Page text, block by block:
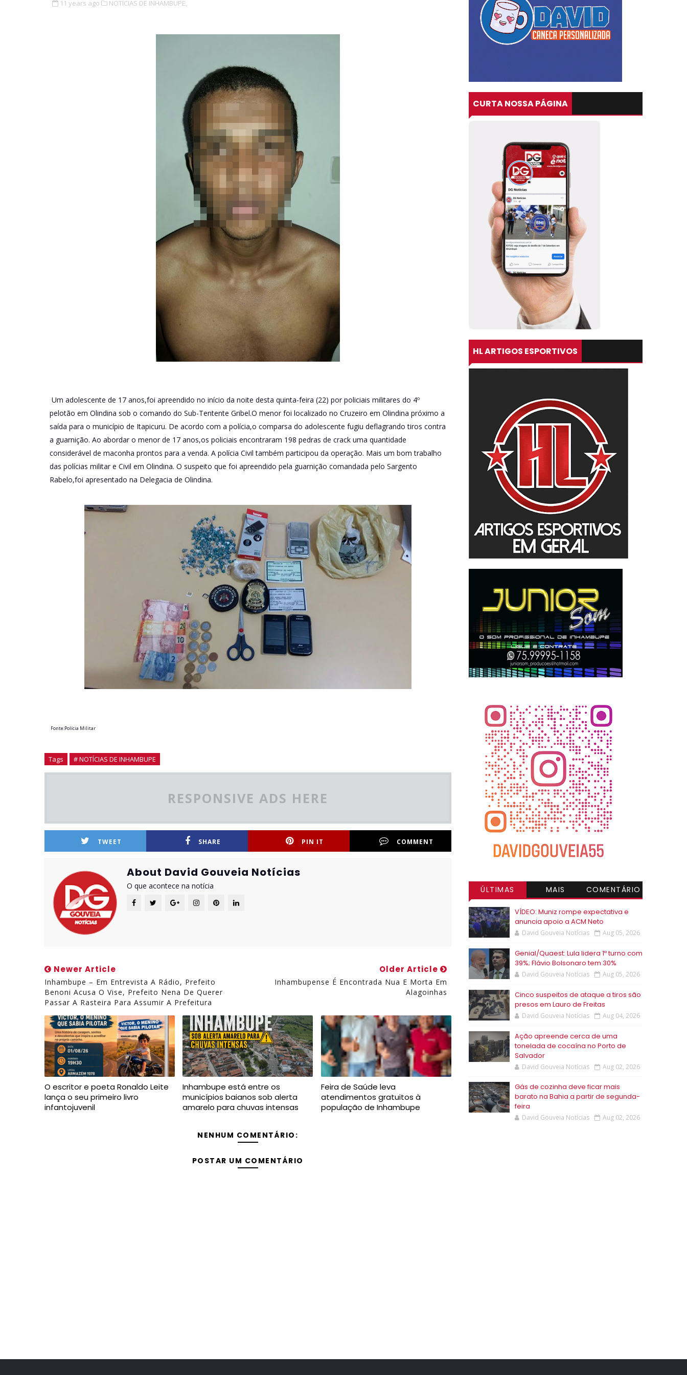
11 years ago NOTÍCIAS DE INHAMBUPE,
Um adolescente de 17 anos,foi apreendido no início da noite desta quinta-feira (22) por policiais militares do 4º
pelotão em Olindina sob o comando do Sub-Tentente Gribel.O menor foi localizado no Cruzeiro em Olindina próximo a
saída para o município de Itapicuru. De acordo com a polícia,o comparsa do adolescente fugiu deflagrando tiros contra
a guarnição. Ao abordar o menor de 17 anos,os policiais encontraram 198 pedras de crack uma quantidade
considerável de maconha prontos para a venda. A polícia Civil também participou da operação. Mais um bom trabalho
das polícias militar e Civil em Olindina. O suspeito que foi apreendido pela guarnição comandada pelo Sargento
Rabelo,foi apresentado na Delegacia de Olindina.
Fonte:Polícia Militar
Tags # NOTÍCIAS DE INHAMBUPE
RESPONSIVE ADS HERE
TWEET SHARE PIN IT COMMENT
About David Gouveia Notícias
O que acontece na notícia
Newer Article
Inhambupe – Em Entrevista A Rádio, Prefeito
Benoni Acusa O Vise, Prefeito Nena De Querer
Passar A Rasteira Para Assumir A Prefeitura
Older Article
Inhambupense É Encontrada Nua E Morta Em
Alagoinhas
O escritor e poeta Ronaldo Leite
lança o seu primeiro livro
infantojuvenil
Inhambupe está entre os
municípios baianos sob alerta
amarelo para chuvas intensas
Feira de Saúde leva
atendimentos gratuitos à
população de Inhambupe
NENHUM COMENTÁRIO:
POSTAR UM COMENTÁRIO
CURTA NOSSA PÁGINA
HL ARTIGOS ESPORTIVOS
ÚLTIMAS
MAIS
COMENTÁRIO
VÍDEO: Muniz rompe expectativa e
anuncia apoio a ACM Neto
David Gouveia Notícias Aug 05, 2026
Genial/Quaest: Lula lidera 1º turno com
39%; Flávio Bolsonaro tem 30%
David Gouveia Notícias Aug 05, 2026
Cinco suspeitos de ataque a tiros são
presos em Lauro de Freitas
David Gouveia Notícias Aug 04, 2026
Ação apreende cerca de uma
tonelada de cocaína no Porto de
Salvador
David Gouveia Notícias Aug 02, 2026
Gás de cozinha deve ficar mais
barato na Bahia a partir de segunda-
feira
David Gouveia Notícias Aug 02, 2026